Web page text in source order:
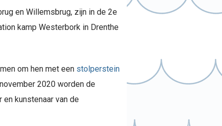
en Willemsbrug, zijn in de 2e
kamp Westerbork in Drenthe
om hen met een stolperstein
2020 worden de
kunstenaar van de